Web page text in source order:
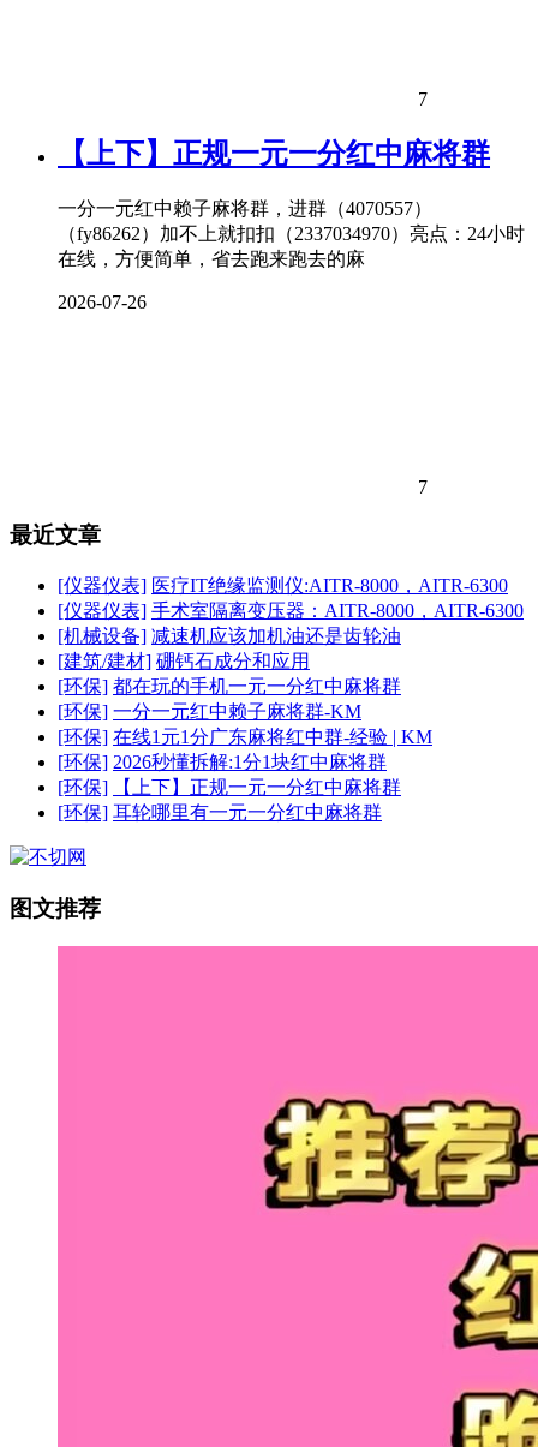
7
【上下】正规一元一分红中麻将群
一分一元红中赖子麻将群，进群（4070557）
（fy86262）加不上就扣扣（2337034970）亮点：24小时
在线，方便简单，省去跑来跑去的麻
2026-07-26
7
最近文章
[仪器仪表] 医疗IT绝缘监测仪:AITR-8000，AITR-6300
[仪器仪表] 手术室隔离变压器：AITR-8000，AITR-6300
[机械设备] 减速机应该加机油还是齿轮油
[建筑/建材] 硼钙石成分和应用
[环保] 都在玩的手机一元一分红中麻将群
[环保] 一分一元红中赖子麻将群-KM
[环保] 在线1元1分广东麻将红中群-经验 | KM
[环保] 2026秒懂拆解:1分1块红中麻将群
[环保]
【上下】正规一元一分红中麻将群
[环保] 耳轮哪里有一元一分红中麻将群
图文推荐